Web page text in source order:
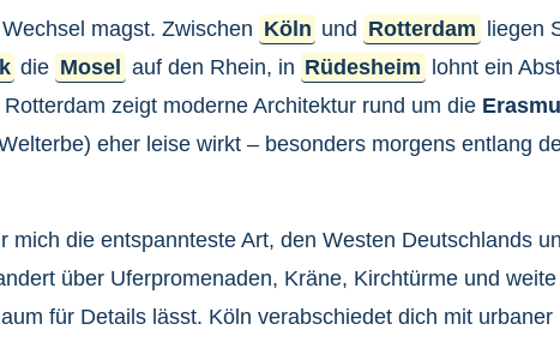
magst. Zwischen Köln und Rotterdam
liegen
die Mosel auf den Rhein, in Rüdesheim
lohnt ein
zeigt moderne Architektur rund um die
eher leise wirkt – besonders morgens entlang
mich die entspannteste Art, den Westen Deutschlands
über Uferpromenaden, Kräne, Kirchtürme und weite
für Details lässt. Köln verabschiedet dich mit urbaner